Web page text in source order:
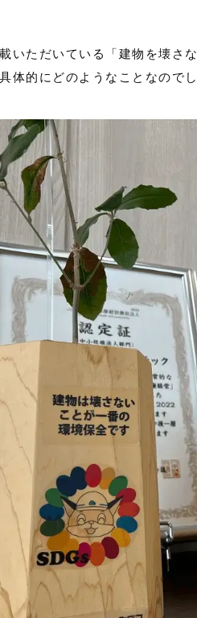
いただいている「建物を壊さ
体的にどのようなことなのでし